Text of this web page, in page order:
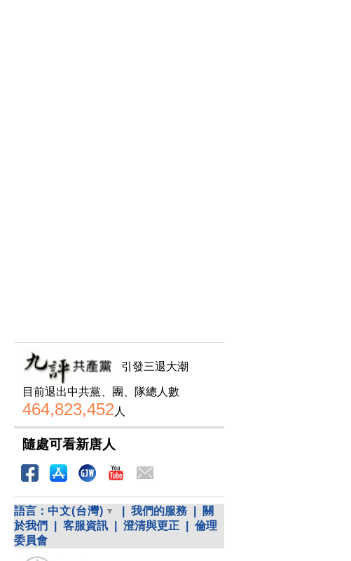
引發三退大潮
目前退出中共黨、團、隊總人數
464,823,452 人
隨處可看新唐人
語言： 中文(台灣) 我們的服務
關
於我們
客服資訊 澄清與更正
倫理
委員會